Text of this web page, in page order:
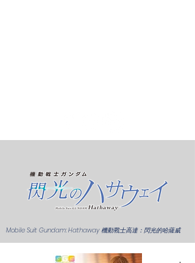
WECHAT 微信諮詢
Mobile Suit Gundam: Hathaway 機動戰士高達：閃光的哈薩威